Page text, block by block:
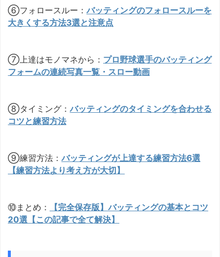
⑥フォロースルー：バッティングのフォロースルーを
大きくする方法3選と注意点
⑦上達はモノマネから： プロ野球選手のバッティング
フォームの連続写真一覧・スロー動画
⑧タイミング：バッティングのタイミングを合わせる
コツと練習方法
⑨練習方法：バッティングが上達する練習方法6選
【練習方法より考え方が大切】
⑩まとめ：
【完全保存版】バッティングの基本とコツ
20選【この記事で全て解決】